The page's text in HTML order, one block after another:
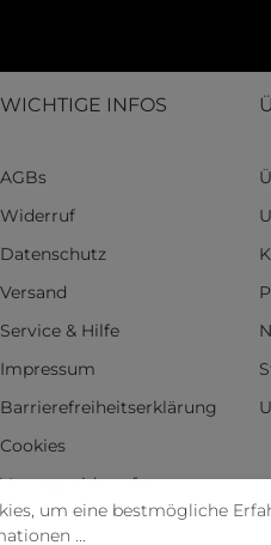
WICHTIGE INFOS
AGBs
Widerruf
Datenschutz
Versand
Service & Hilfe
Impressum
Barrierefreiheitserklärung
Cookies
Vertrag widerrufen
um eine bestmögliche
...